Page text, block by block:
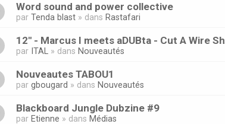
Word sound and power collective
parTenda blast » dans Rastafari
12'' - Marcus I meets aDUBta - Cut A Wire
par ITAL » dans Nouveautés
Nouveautes TABOU1
pargbougard » dans Nouveautés
Blackboard Jungle Dubzine #9
par Etienne » dans Médias